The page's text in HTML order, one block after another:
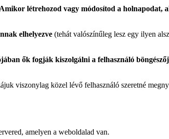
létrehozod vagy módosítod a holnapodat,
elhelyezve (tehát valószínűleg lesz egy ilyen
ők fogják kiszolgálni a felhasználó
viszonylag közel lévő felhasználó szeretné
amelyen a weboldalad van.